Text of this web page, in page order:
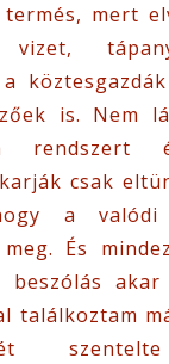
mert
is. Nem
rendszert
csak
a
És
beszólás akar
találkoztam